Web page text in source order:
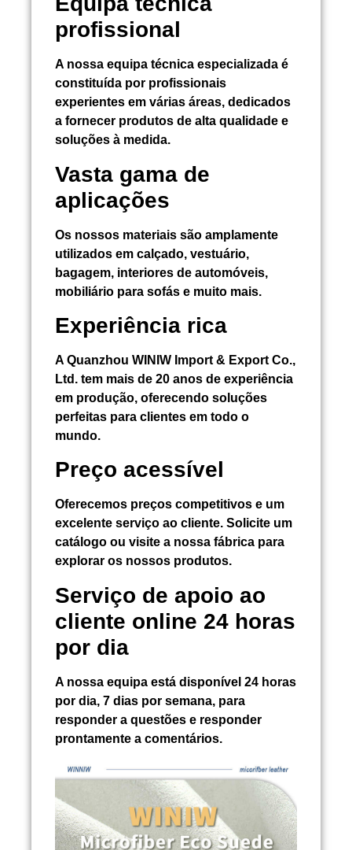
profissional
A nossa equipa técnica especializada é
constituída por profissionais
experientes em várias áreas, dedicados
a fornecer produtos de alta qualidade e
soluções à medida.
Vasta gama de
aplicações
Os nossos materiais são amplamente
utilizados em calçado, vestuário,
bagagem, interiores de automóveis,
mobiliário para sofás e muito mais.
Experiência rica
A Quanzhou WINIW Import & Export Co.,
Ltd. tem mais de 20 anos de experiência
em produção, oferecendo soluções
perfeitas para clientes em todo o
mundo.
Preço acessível
Oferecemos preços competitivos e um
excelente serviço ao cliente. Solicite um
catálogo ou visite a nossa fábrica para
explorar os nossos produtos.
Serviço de apoio ao
cliente online 24 horas
por dia
A nossa equipa está disponível 24 horas
por dia, 7 dias por semana, para
responder a questões e responder
prontamente a comentários.